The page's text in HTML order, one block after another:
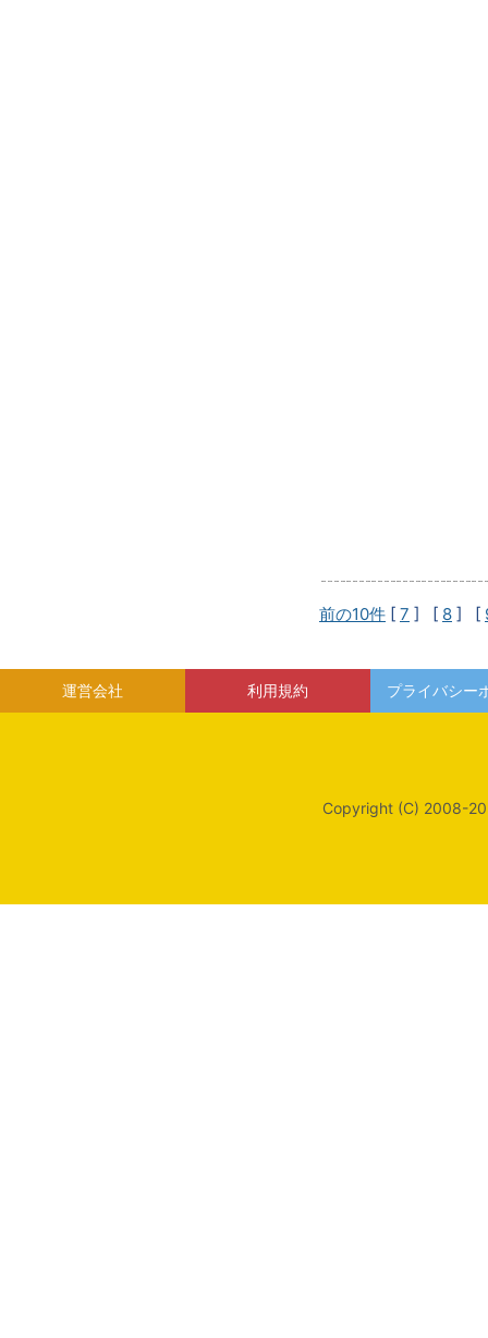
前の10件 [ 7 ] [ 8 ] [
運営会社 利用規約 プライバシー
Copyright (C) 2008-